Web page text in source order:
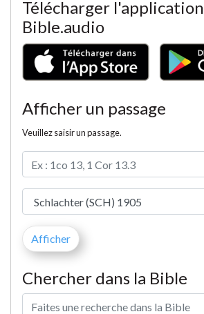
Télécharger l'application
Bible.audio
Afficher un passage
Veuillez saisir un passage.
Chercher dans la Bible